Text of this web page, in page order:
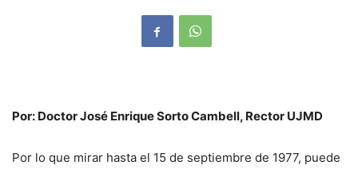
Por: Doctor José Enrique Sorto Cambell, Rector UJMD
Por lo que mirar hasta el 15 de septiembre de 1977, puede